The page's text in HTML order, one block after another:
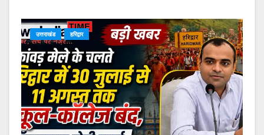
उत्तराखंड हरिद्वार